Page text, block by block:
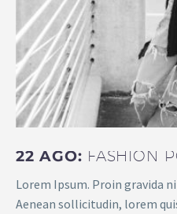
22 AGO: FASHION
Lorem Ipsum. Proin gravida
Aenean sollicitudin, lorem